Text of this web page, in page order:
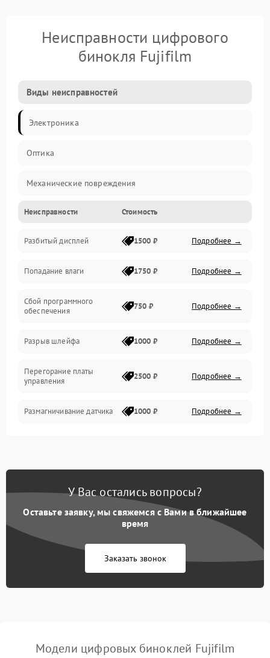
Неисправности цифрового
бинокля Fujifilm
Виды неисправностей
Электроника
Оптика
Механические повреждения
Видео
Механика
Управление
Электропитание
Неисправности Стоимость
Разбитый дисплей 1500 ₽ Подробнее →
Попадание влаги 1750 ₽ Подробнее →
Сбой программного
обеспечения
750 ₽ Подробнее →
Разрыв шлейфа 1000 ₽ Подробнее →
Перегорание платы
управления
2500 ₽ Подробнее →
Размагничивание датчика 1000 ₽ Подробнее →
цветов дисплея
Подробнее →
коркое время
1000 ₽ Подробнее →
1500 ₽ Подробнее →
У Вас остались вопросы?
Оставьте заявку, мы свяжемся с Вами в ближайшее
время
Заказать звонок
Модели цифровых биноклей Fujifilm